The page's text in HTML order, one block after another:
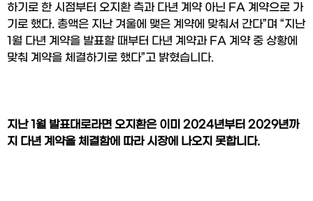
하기로 한 시점부터 오지환 측과 다년 계약 아닌 FA 계약으로 가
기로 했다. 총액은 지난 겨울에 맺은 계약에 맞춰서 간다”며 “지난
1월 다년 계약을 발표할 때부터 다년 계약과 FA 계약 중 상황에
맞춰 계약을 체결하기로 했다”고 밝혔습니다.
지난 1월 발표대로라면 오지환은 이미 2024년부터 2029년까
지 다년 계약을 체결함에 따라 시장에 나오지 못합니다.